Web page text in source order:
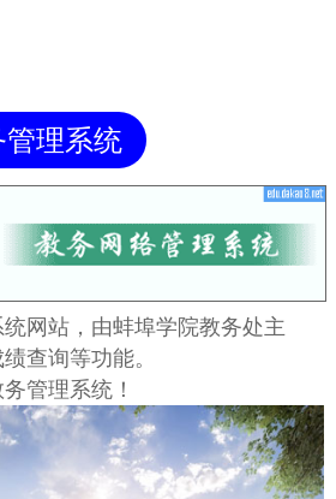
理系统
网站，由蚌埠学院教务处主
查询等功能。
管理系统！